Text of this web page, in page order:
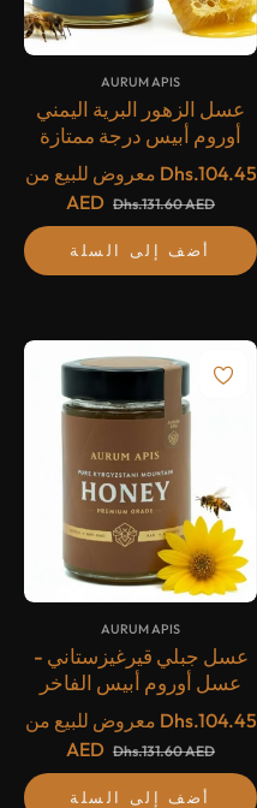
AURUM APIS
عسل الزهور البرية اليمني
أوروم أبيس درجة ممتازة
Dhs.104.45
AED Dhs.131.60 AED
أضف إلى السلة
{##}
AURUM APIS
عسل جبلي قيرغيزستاني -
عسل أوروم أبيس الفاخر
Dhs.104.45
AED Dhs.131.60 AED
أضف إلى السلة